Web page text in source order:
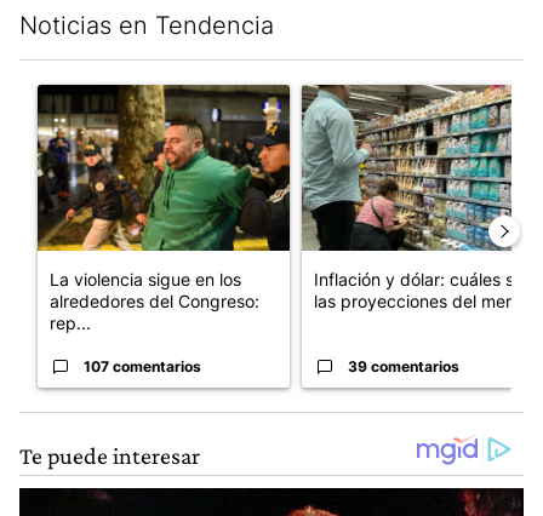
Noticias en Tendencia
Un artículo de tendencia con el título "La violencia sigue en
La violencia sigue en los
alrededores del Congreso:
rep...
107 comentarios
Un artículo de tendencia con
Inflación y dólar: cuáles son
las proyecciones del merc...
39 comentarios